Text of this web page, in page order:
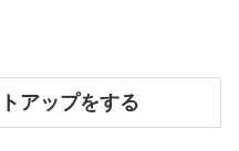
アップをする